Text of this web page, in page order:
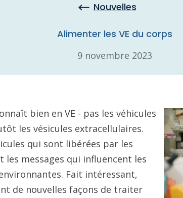
Nouvelles
Alimenter les VE du corps
9 novembre 2023
bien en VE - pas les véhicules
les vésicules extracellulaires.
qui sont libérées par les
messages qui influencent les
Fait intéressant,
de nouvelles façons de traiter